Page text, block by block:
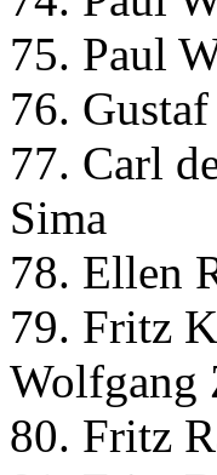
75. Paul
76.
77. Carl
Sima
78. Ellen
79. Fritz
Wolfgang
80. Fritz